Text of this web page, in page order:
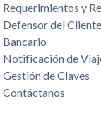
Requerimientos y
Defensor del
Bancario
Notificación de
Gestión de Claves
Contáctanos